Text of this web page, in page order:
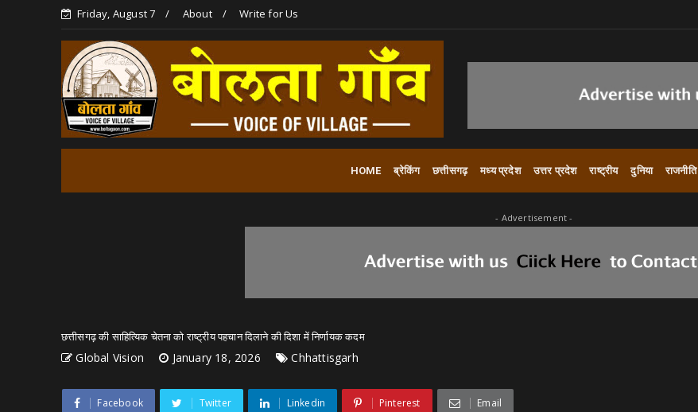
Friday, August 7 About Write for Us
HOME ब्रेकिंग छत्तीसगढ़ मध्य प्रदेश उत्तर प्रदेश राष्ट्रीय दुनिया राजनीति
- Advertisement -
छत्तीसगढ़ की साहित्यिक चेतना को राष्ट्रीय पहचान दिलाने की दिशा में निर्णायक कदम
Global Vision January 18, 2026 Chhattisgarh
Facebook Twitter Linkedin Pinterest Email